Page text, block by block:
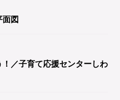
図
／子育て応援センターしわ